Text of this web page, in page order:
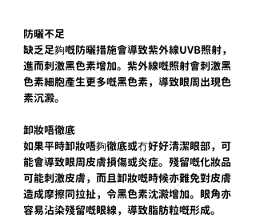
防曬不足
缺乏足夠嘅防曬措施會導致紫外線UVB照射，
進而刺激黑色素增加。紫外線嘅照射會刺激黑
色素細胞產生更多嘅黑色素，導致眼周出現色
素沉澱。
卸妝唔徹底
如果平時卸妝唔夠徹底或冇好好清潔眼部，可
能會導致眼周皮膚損傷或炎症。殘留嘅化妝品
可能刺激皮膚，而且卸妝嘅時候亦難免對皮膚
造成摩擦同拉扯，令黑色素沈澱增加。眼角亦
容易沾染殘留嘅眼線，導致脂肪粒嘅形成。